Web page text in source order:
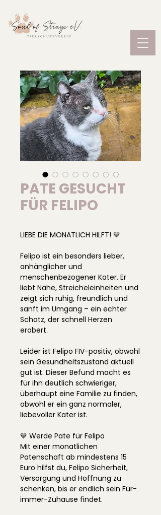
PATE GESUCHT
FÜR FELIPO
LIEBE DIE MONATLICH HILFT! 💙
Felipo ist ein besonders lieber,
anhänglicher und
menschenbezogener Kater. Er
liebt Nähe, Streicheleinheiten und
zeigt sich ruhig, freundlich und
sanft im Umgang – ein echter
Schatz, der schnell Herzen
erobert.
Leider ist Felipo FIV-positiv, obwohl
sein Gesundheitszustand aktuell
gut ist. Dieser Befund macht es
für ihn deutlich schwieriger,
überhaupt eine Familie zu finden,
obwohl er ein ganz normaler,
liebevoller Kater ist.
💙 Werde Pate für Felipo
Mit einer monatlichen
Patenschaft ab mindestens 15
Euro hilfst du, Felipo Sicherheit,
Versorgung und Hoffnung zu
schenken, bis er endlich sein Für-
immer-Zuhause findet.